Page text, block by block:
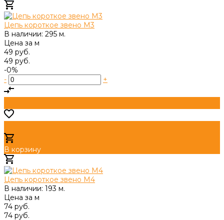
Цепь короткое звено М3
В наличии: 295 м.
Цена за м
49 руб.
49 руб.
-0%
-
+
В корзину
Цепь короткое звено М4
В наличии: 193 м.
Цена за м
74 руб.
74 руб.